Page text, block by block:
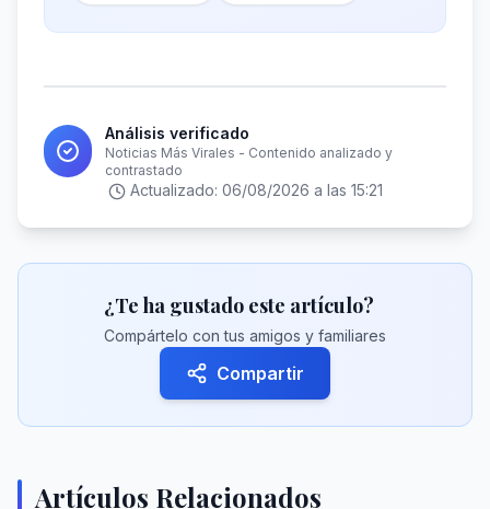
Análisis verificado
Noticias Más Virales - Contenido analizado y
contrastado
Actualizado: 06/08/2026 a las 15:21
¿Te ha gustado este artículo?
Compártelo con tus amigos y familiares
Compartir
Artículos Relacionados